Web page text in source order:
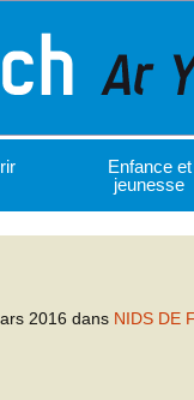
Enfance et
jeunesse
2016 dans NIDS DE